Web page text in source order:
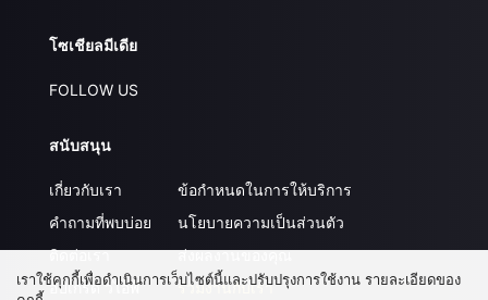
โซเชียลมีเดีย
FOLLOW US
สนับสนุน
เกี่ยวกับเรา
คำถามที่พบบ่อย
ติดต่อเรา
อัปเกรด วีไอพี
ข้อกำหนดในการให้บริการ
นโยบายความเป็นส่วนตัว
ส่งผลงานของคุณ
ร่วมงานกับเรา
เราใช้คุกกี้เพื่อดำเนินการเว็บไซต์นี้และปรับปรุงการใช้งาน รายละเอียดของ